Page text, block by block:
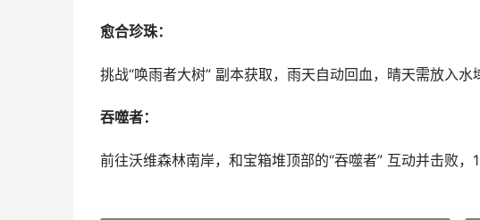
愈合珍珠：
挑战“唤雨者大树” 副本获取，雨天自动回血，晴天需放入水
吞噬者：
前往沃维森林南岸，和宝箱堆顶部的“吞噬者” 互动并击败，